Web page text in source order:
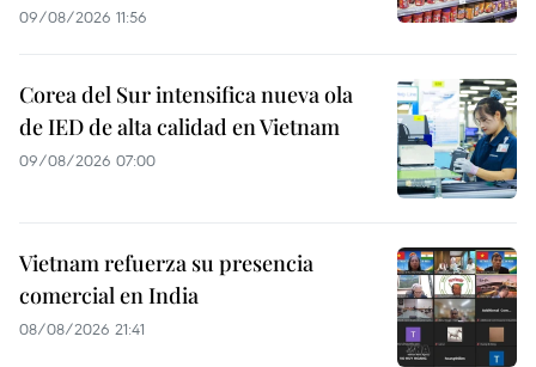
09/08/2026 11:56
Corea del Sur intensifica nueva ola
de IED de alta calidad en Vietnam
09/08/2026 07:00
Vietnam refuerza su presencia
comercial en India
08/08/2026 21:41